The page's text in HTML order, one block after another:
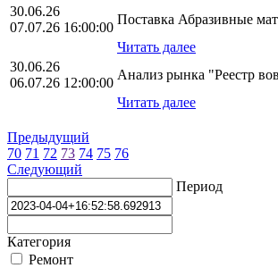
30.06.26
07.07.26 16:00:00
Поставка Абразивные
Читать далее
30.06.26
06.07.26 12:00:00
Анализ рынка "Реестр
Читать далее
Предыдущий
70 71 72 73 74 75 76
Следующий
Период
Категория
Ремонт